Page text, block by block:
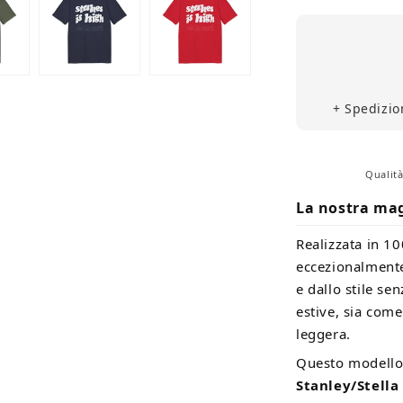
+
La nostra
Realizzata in
e dallo stile
estive, sia
leggera.
Questo
Stanley/Stella